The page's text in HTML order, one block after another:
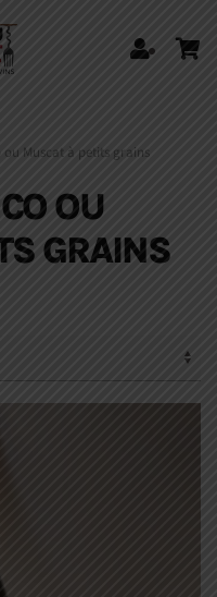
Muscat à petits grains
OU
GRAINS